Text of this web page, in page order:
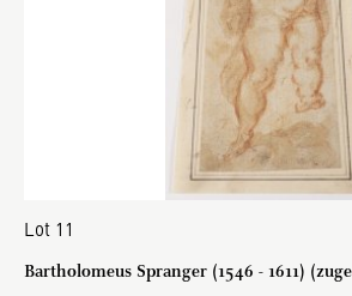
Lot 11
Bartholomeus Spranger (1546 - 1611)